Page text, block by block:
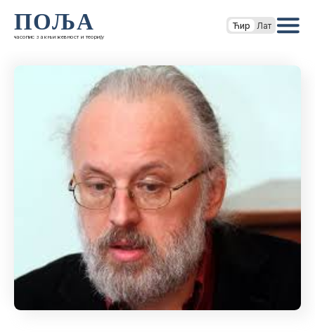
ПОЉА
часопис за књижевност и теорију
Ћир Лат